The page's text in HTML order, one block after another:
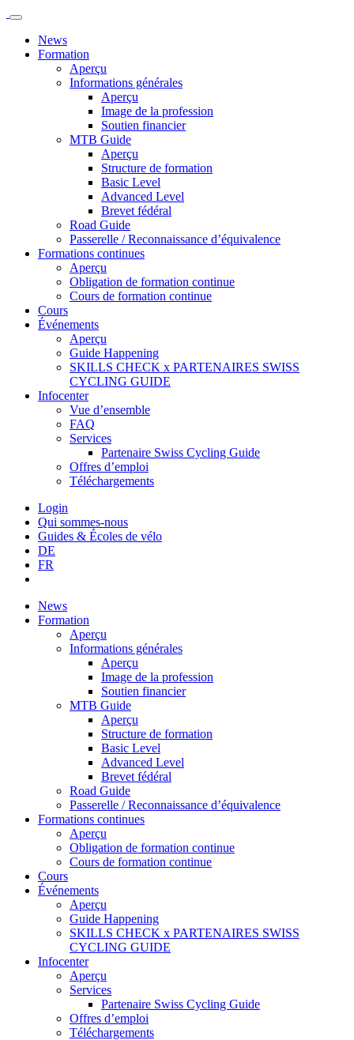
News
Formation
Aperçu
Informations générales
Aperçu
Image de la profession
Soutien financier
MTB Guide
Aperçu
Structure de formation
Basic Level
Advanced Level
Brevet fédéral
Road Guide
Passerelle / Reconnaissance d’équivalence
Formations continues
Aperçu
Obligation de formation continue
Cours de formation continue
Cours
Événements
Aperçu
Guide Happening
SKILLS CHECK x PARTENAIRES SWISS
CYCLING GUIDE
Infocenter
Vue d’ensemble
FAQ
Services
Partenaire Swiss Cycling Guide
Offres d’emploi
Téléchargements
Login
Qui sommes-nous
Guides & Écoles de vélo
DE
FR
News
Formation
Aperçu
Informations générales
Aperçu
Image de la profession
Soutien financier
MTB Guide
Aperçu
Structure de formation
Basic Level
Advanced Level
Brevet fédéral
Road Guide
Passerelle / Reconnaissance d’équivalence
Formations continues
Aperçu
Obligation de formation continue
Cours de formation continue
Cours
Événements
Aperçu
Guide Happening
SKILLS CHECK x PARTENAIRES SWISS
CYCLING GUIDE
Infocenter
Aperçu
Services
Partenaire Swiss Cycling Guide
Offres d’emploi
Téléchargements